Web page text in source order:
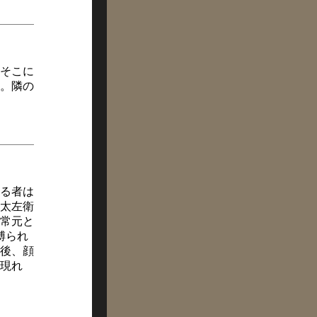
こに
隣の
者は
左衛
元と
られ
、顔
れ